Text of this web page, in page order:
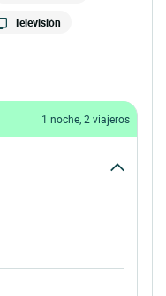
Televisión
1 noche, 2 viajeros